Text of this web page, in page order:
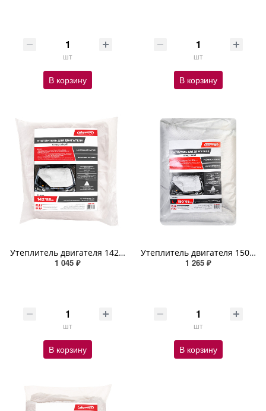
шт
В корзину
шт
В корзину
Утеплитель двигателя 142*88см M SKYWAY стекловолокно
1 045 ₽
шт
В корзину
Утеплитель двигателя 150*95см L SKYWAY стекловолокно
1 265 ₽
шт
В корзину